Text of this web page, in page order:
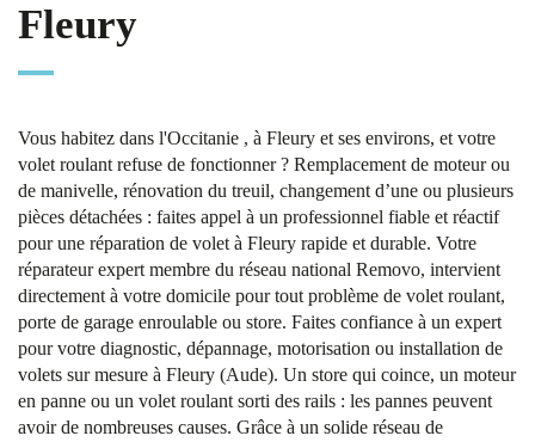
Fleury
Vous habitez dans l'Occitanie , à Fleury et ses environs, et votre
volet roulant refuse de fonctionner ? Remplacement de moteur ou
de manivelle, rénovation du treuil, changement d’une ou plusieurs
pièces détachées : faites appel à un professionnel fiable et réactif
pour une réparation de volet à Fleury rapide et durable. Votre
réparateur expert membre du réseau national Removo, intervient
directement à votre domicile pour tout problème de volet roulant,
porte de garage enroulable ou store. Faites confiance à un expert
pour votre diagnostic, dépannage, motorisation ou installation de
volets sur mesure à Fleury (Aude). Un store qui coince, un moteur
en panne ou un volet roulant sorti des rails : les pannes peuvent
avoir de nombreuses causes. Grâce à un solide réseau de